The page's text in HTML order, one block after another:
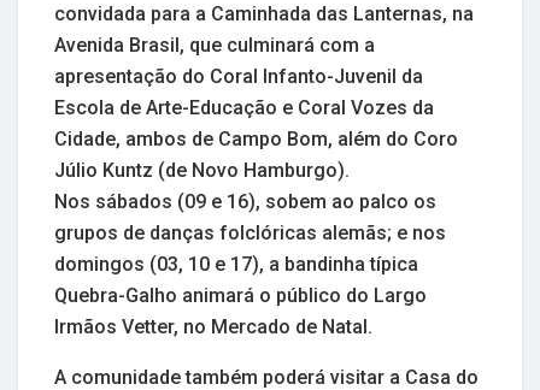
convidada para a Caminhada das Lanternas, na
Avenida Brasil, que culminará com a
apresentação do Coral Infanto-Juvenil da
Escola de Arte-Educação e Coral Vozes da
Cidade, ambos de Campo Bom, além do Coro
Júlio Kuntz (de Novo Hamburgo).
Nos sábados (09 e 16), sobem ao palco os
grupos de danças folclóricas alemãs; e nos
domingos (03, 10 e 17), a bandinha típica
Quebra-Galho animará o público do Largo
Irmãos Vetter, no Mercado de Natal.
A comunidade também poderá visitar a Casa do